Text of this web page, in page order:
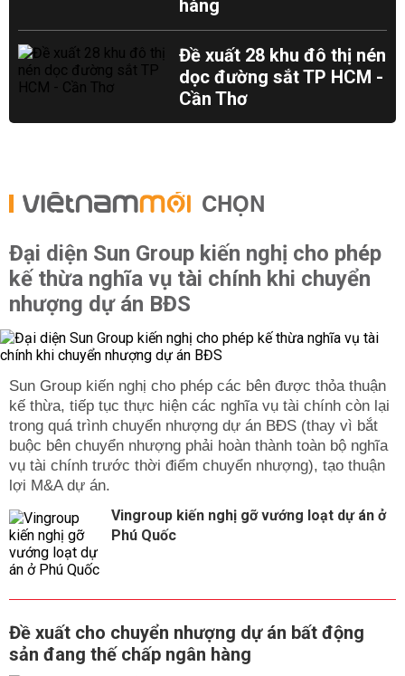
hàng
Đề xuất 28 khu đô thị nén
dọc đường sắt TP HCM -
Cần Thơ
CHỌN
Đại diện Sun Group kiến nghị cho phép
kế thừa nghĩa vụ tài chính khi chuyển
nhượng dự án BĐS
Sun Group kiến nghị cho phép các bên được thỏa thuận
kế thừa, tiếp tục thực hiện các nghĩa vụ tài chính còn lại
trong quá trình chuyển nhượng dự án BĐS (thay vì bắt
buộc bên chuyển nhượng phải hoàn thành toàn bộ nghĩa
vụ tài chính trước thời điểm chuyển nhượng), tạo thuận
lợi M&A dự án.
Vingroup kiến nghị gỡ vướng loạt dự án ở
Phú Quốc
Đề xuất cho chuyển nhượng dự án bất động
sản đang thế chấp ngân hàng